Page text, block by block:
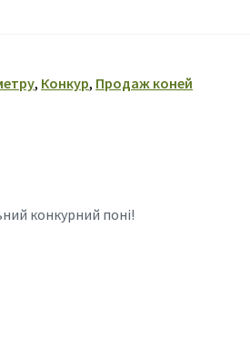
, Конкур, Продаж коней
конкурний поні!